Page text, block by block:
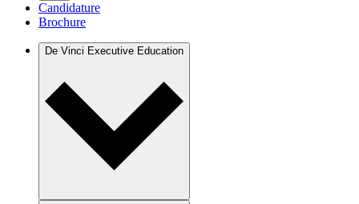
Candidature
Brochure
De Vinci Executive Education